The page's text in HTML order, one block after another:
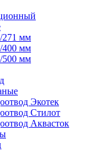
271 мм
400 мм
500 мм
Экотек
Стилот
Аквасток